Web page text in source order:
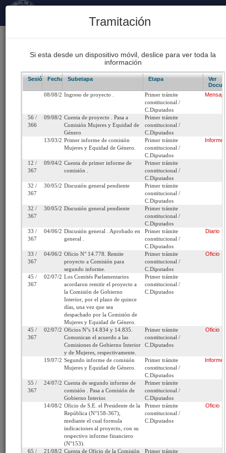
Proyectos de Ley Despachados 93
62
Boletín 11994-34
Título:
Modifica las leyes N°s 18.695 y 19.175, para
establecer una cuota de género en las
de gobernadores regionales, alcaldes y
Ingreso:
Urgencia
Actual:
Cámara
de Origen:
C.Diputados Iniciativa: Moción
Tipo de
Proyecto:
Proyecto de ley Refundido:
Segundo trámite
constitucional(Senado)
Segundo informe de
comisión de Hacienda
http://www.senado.cl/appsenado/templates/tramitacion/
boletin_ini=11994-34
Seleccione la información que desea
Tramitación Informes Oficios Indicaciones
Tramitación
Si esta desde un dispositivo móvil, deslice para ver toda la
información
Sesión/Leg.
Fecha Subetapa Etapa
Ver
08/08/2018Ingreso de proyecto .
Primer trámite
constitucional /
C.Diputados
56 /
366
09/08/2018Cuenta de proyecto . Pasa a
Comisión Mujeres y Equidad de
Género
Primer trámite
constitucional /
C.Diputados
13/03/2019Primer informe de comisión
Mujeres y Equidad de Género.
Primer trámite
constitucional /
C.Diputados
Informe
12 /
367
09/04/2019Cuenta de primer informe de
comisión .
Primer trámite
constitucional /
C.Diputados
32 /
367
30/05/2019Discusión general pendiente
Primer trámite
constitucional /
C.Diputados
32 /
367
30/05/2019Discusión general pendiente
Primer trámite
constitucional /
C.Diputados
33 /
367
04/06/2019Discusión general . Aprobado en
general .
Primer trámite
constitucional /
C.Diputados
Diario
33 /
367
04/06/2019Oficio N° 14.778. Remite
proyecto a Comisión para
segundo informe.
Primer trámite
constitucional /
C.Diputados
Oficio
45 /
367
02/07/2019Los Comités Parlamentarios
acordaron remitir el proyecto a
la Comisión de Gobierno
Interior, por el plazo de quince
días, una vez que sea
despachado por la Comisión de
Mujeres y Equidad de Género.
Primer trámite
constitucional /
C.Diputados
45 /
367
02/07/2019Oficios N°s 14.834 y 14.835.
Comunican el acuerdo a las
Comisiones de Gobierno Interior
y de Mujeres, respectivamente.
Primer trámite
constitucional /
C.Diputados
Oficio
19/07/2019Segundo informe de comisión
Mujeres y Equidad de Género.
Primer trámite
constitucional /
C.Diputados
Informe
55 /
367
24/07/2019Cuenta de segundo informe de
comisión . Pasa a Comisión de
Gobierno Interior.
Primer trámite
constitucional /
C.Diputados
14/08/2019Oficio de S.E. el Presidente de la
República (N°158-367),
mediante el cual formula
indicaciones al proyecto, con su
respectivo informe financiero
(N°153).
Primer trámite
constitucional /
C.Diputados
Oficio
65 / 21/08/2019Cuenta de Oficio de la Comisión Primer trámite